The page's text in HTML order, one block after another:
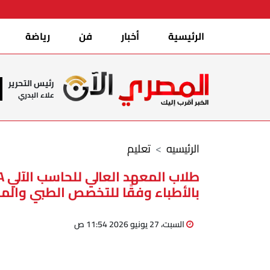
الرئيسية أخبار فن رياضة
رئيس التحرير
علاء البدري
تعليم الرئيسيه
بالأطباء وفقًا للتخصص الطبي
السبت، 27 يونيو 2026 11:54 ص